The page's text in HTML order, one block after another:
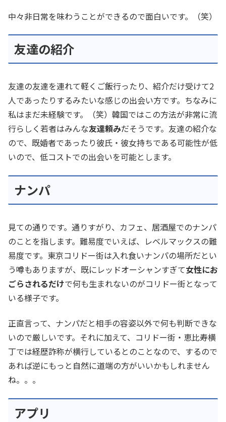
中々非日常を味わうことができるので面白いです。（笑）
友達の紹介
友達の友達を連れて軽くご飯行ったり、紹介だけ受けて2
人であったりするみたいな感じの出会い方です。ちなみに
私はまだ未経験です。（笑）韓国ではこの方法が非常に流
行らしく若者はみんな友達頼みだそうです。友達の紹介な
ので、既婚者であったり彼氏・彼女持ちである可能性が低
いので、低コストでの出会いを可能とします。
ナンパ
見ての通りです。通りすがり、カフェ、居酒屋でのナンパ
のことを指します。難易度でいえば、レベルマックスの難
易度です。東京コリドー街は入れ食いナンパの場所だとい
う噂もありますが、既にレッドオーシャンすぎて女性にお
ごらされるだけで何も生まれないのがコリドー街となって
いる様子です。
正直言って、ナンパだと相手の容姿以外で何も判断できな
いので厳しいです。それに加えて、コリドー街・恵比寿横
丁では経歴詐称が横行しているとのことなので、するので
あれば逆にもっと自然に道端の方がいいかもしれません
ね。。。
アプリ